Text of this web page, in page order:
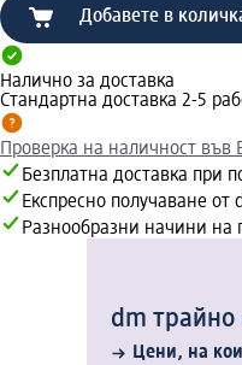
Добавете в
Налично за доставка
Стандартна доставка 2-5
Проверка на наличност
Безплатна доставка при
Експресно получаване
Разнообразни начини на
dm трайно
Цени, на